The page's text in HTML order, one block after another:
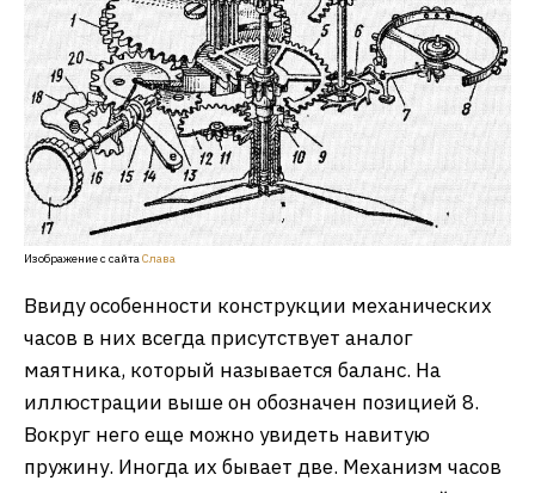
Изображение с сайтаСлава
Ввиду особенности конструкции механических
часов в них всегда присутствует аналог
маятника, который называется баланс. На
иллюстрации выше он обозначен позицией 8.
Вокруг него еще можно увидеть навитую
пружину. Иногда их бывает две. Механизм часов